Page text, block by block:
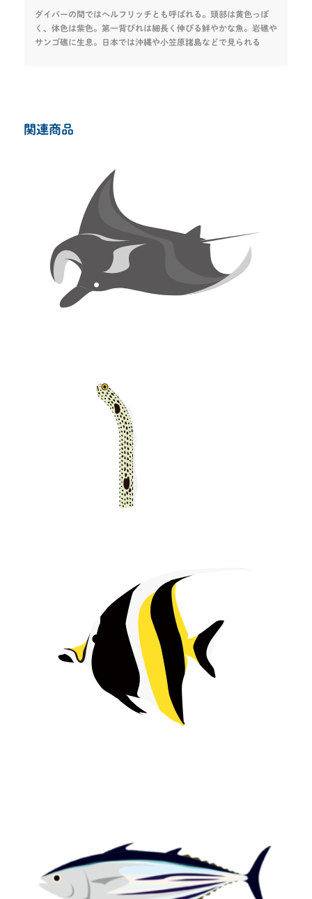
ダイバーの間ではヘルフリッチとも呼ばれる。頭部は黄色っぽ
く、体色は紫色。第一背びれは細長く伸びる鮮やかな魚。岩礁や
サンゴ礁に生息。日本では沖縄や小笠原諸島などで見られる
関連商品